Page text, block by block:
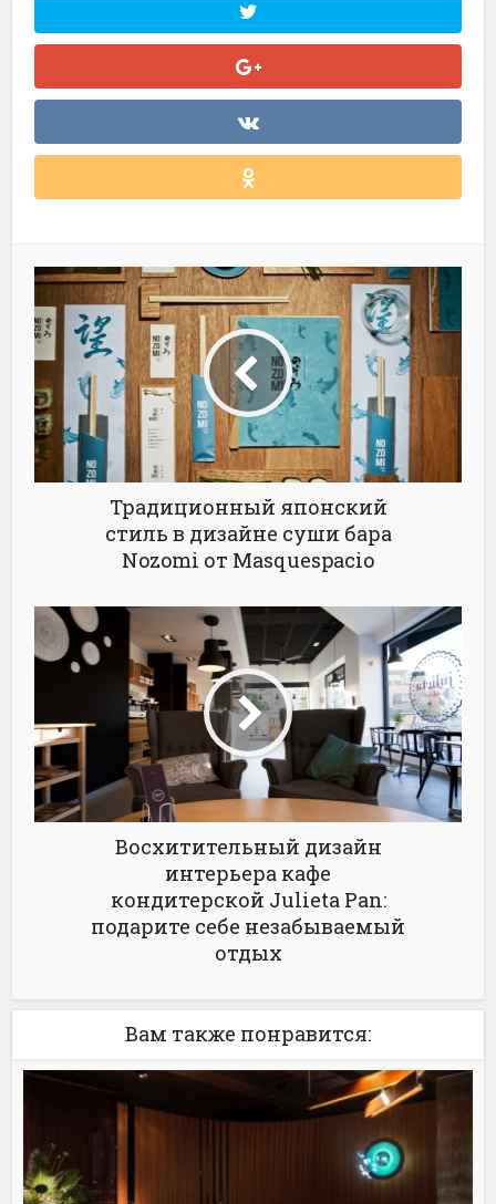
Традиционный японский
стиль в дизайне суши бара
Nozomi от Masquespacio
Восхитительный дизайн
интерьера кафе
кондитерской Julieta Pan:
подарите себе незабываемый
отдых
Вам также понравится: